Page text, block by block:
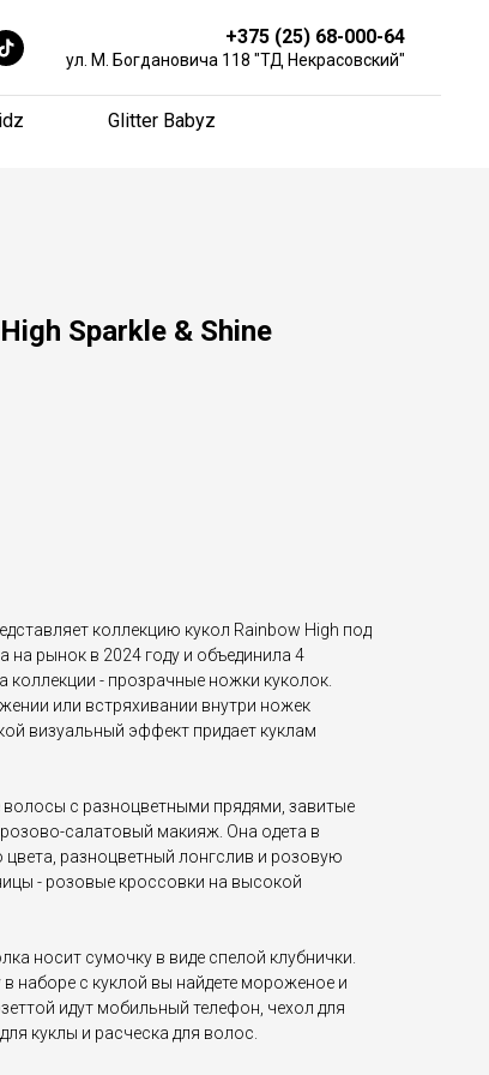
+375 (25) 68-000-64
ул. М. Богдановича 118 "ТД Некрасовский"
Glitter Babyz
+375 (25) 68-000-64
ул. М. Богдановича 118 "ТД Некрасовский"
Glitter Babyz
Sparkle & Shine
коллекцию кукол Rainbow High под
на рынок в 2024 году и объединила 4
- прозрачные ножки куколок.
или встряхивании внутри ножек
визуальный эффект придает куклам
с разноцветными прядями, завитые
салатовый макияж. Она одета в
разноцветный лонгслив и розовую
- розовые кроссовки на высокой
носит сумочку в виде спелой клубнички.
наборе с куклой вы найдете мороженое и
идут мобильный телефон, чехол для
куклы и расческа для волос.